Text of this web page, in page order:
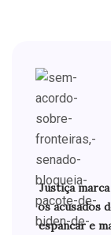
Justiça
os acusados
espancar e